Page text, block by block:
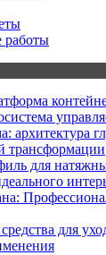
работы
архитектура
трансформации
для
для